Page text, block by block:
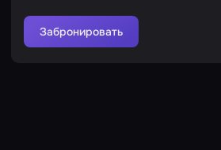
Забронировать